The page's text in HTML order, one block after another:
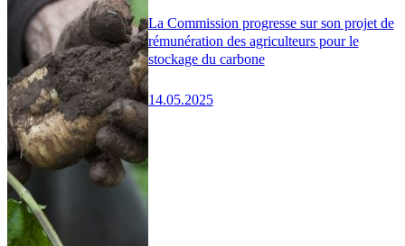
La Commission progresse sur son projet de
rémunération des agriculteurs pour le
stockage du carbone
14.05.2025